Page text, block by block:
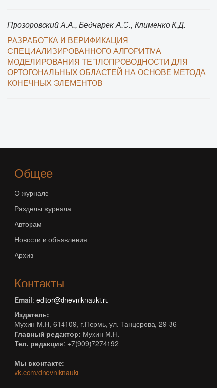
Прозоровский А.А., Беднарек А.С., Клименко К.Д.
РАЗРАБОТКА И ВЕРИФИКАЦИЯ
СПЕЦИАЛИЗИРОВАННОГО АЛГОРИТМА
МОДЕЛИРОВАНИЯ ТЕПЛОПРОВОДНОСТИ ДЛЯ
ОРТОГОНАЛЬНЫХ ОБЛАСТЕЙ НА ОСНОВЕ МЕТОДА
КОНЕЧНЫХ ЭЛЕМЕНТОВ
Общее
О журнале
Разделы журнала
Авторам
Новости и объявления
Архив
Контакты
Email: editor@dnevniknauki.ru
Издатель:
Мухин М.Н, 614109, г.Пермь, ул. Танцорова, 29-36
Главный редактор: Мухин М.Н.
Тел. редакции: +7(909)7274192
Мы вконтакте:
vk.com/dnevniknauki